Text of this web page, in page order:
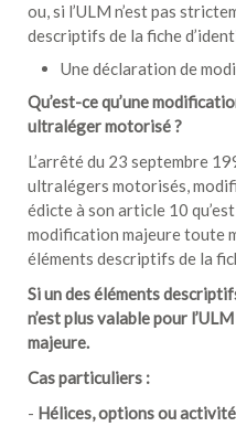
ou, si l’ULM n’est pas
descriptifs de la fiche
Une déclaration de
Qu’est-ce qu’une
ultraléger motorisé ?
L’arrêté du 23 septembre
ultralégers motorisés,
édicte à son article 10
modification majeure toute
éléments descriptifs de la
Si un des éléments
n’est plus valable pour
majeure.
Cas particuliers :
- Hélices, options ou